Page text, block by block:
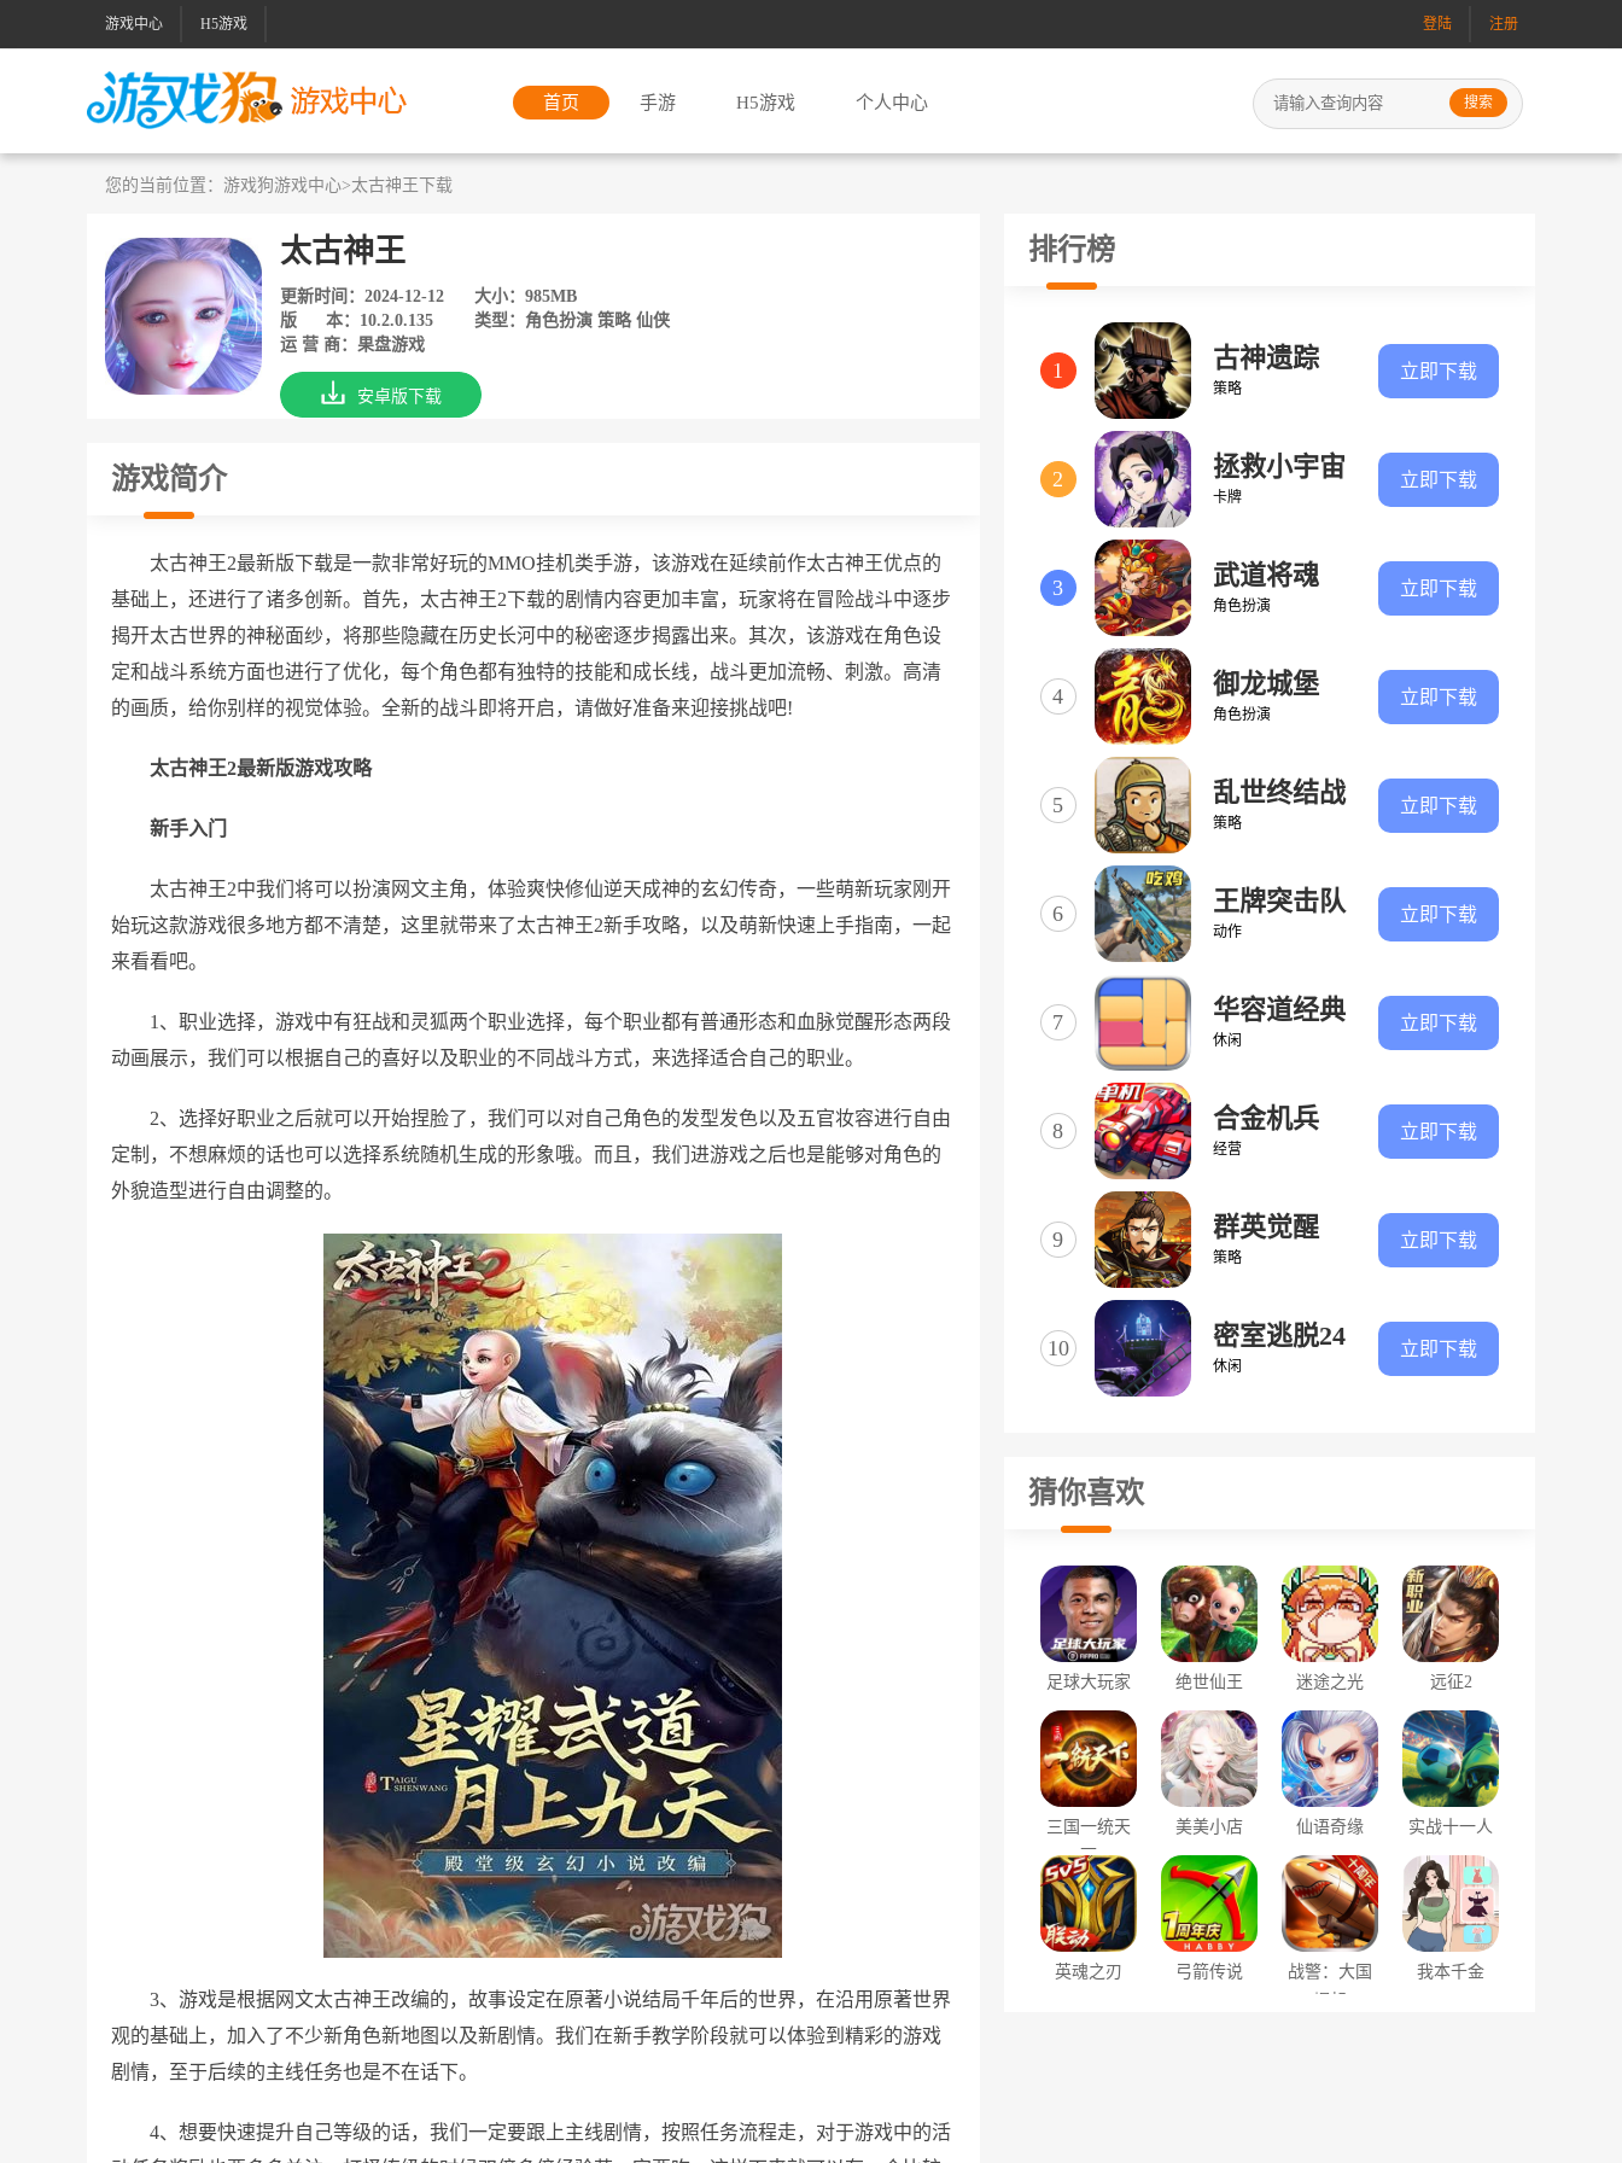
游戏中心 H5游戏 登陆 注册
首页 手游 H5游戏 个人中心
您的当前位置： 游戏狗游戏中心>太古神王下载
太古神王
更新时间：2024-12-12
大小：985MB
版 本：10.2.0.135
类型：角色扮演 策略 仙侠
运 营 商：果盘游戏
安卓版下载
游戏简介
太古神王2最新版下载是一款非常好玩的MMO挂机类手游，该游戏在延续前作太古神王优点的
基础上，还进行了诸多创新。首先，太古神王2下载的剧情内容更加丰富，玩家将在冒险战斗中逐步
揭开太古世界的神秘面纱，将那些隐藏在历史长河中的秘密逐步揭露出来。其次，该游戏在角色设
定和战斗系统方面也进行了优化，每个角色都有独特的技能和成长线，战斗更加流畅、刺激。高清
的画质，给你别样的视觉体验。全新的战斗即将开启，请做好准备来迎接挑战吧!
太古神王2最新版游戏攻略
新手入门
太古神王2中我们将可以扮演网文主角，体验爽快修仙逆天成神的玄幻传奇，一些萌新玩家刚开
始玩这款游戏很多地方都不清楚，这里就带来了太古神王2新手攻略，以及萌新快速上手指南，一起
来看看吧。
1、职业选择，游戏中有狂战和灵狐两个职业选择，每个职业都有普通形态和血脉觉醒形态两段
动画展示，我们可以根据自己的喜好以及职业的不同战斗方式，来选择适合自己的职业。
2、选择好职业之后就可以开始捏脸了，我们可以对自己角色的发型发色以及五官妆容进行自由
定制，不想麻烦的话也可以选择系统随机生成的形象哦。而且，我们进游戏之后也是能够对角色的
外貌造型进行自由调整的。
3、游戏是根据网文太古神王改编的，故事设定在原著小说结局千年后的世界，在沿用原著世界
观的基础上，加入了不少新角色新地图以及新剧情。我们在新手教学阶段就可以体验到精彩的游戏
剧情，至于后续的主线任务也是不在话下。
4、想要快速提升自己等级的话，我们一定要跟上主线剧情，按照任务流程走，对于游戏中的活
排行榜
1 古神遗踪
策略
立即下载
2 拯救小宇宙
卡牌
立即下载
3 武道将魂
角色扮演
立即下载
4 御龙城堡
角色扮演
立即下载
5 乱世终结战
策略
立即下载
6 王牌突击队
动作
立即下载
7
华容道经典
闯关
休闲
立即下载
8 合金机兵
经营
立即下载
9 群英觉醒
策略
立即下载
10
密室逃脱24
末日危机
休闲
立即下载
猜你喜欢
足球大玩家 绝世仙王 迷途之光 远征2
三国一统天
下
美美小店 仙语奇缘 实战十一人
英魂之刃 弓箭传说
战警：大国
我本千金